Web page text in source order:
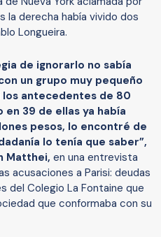
la derecha había vivido dos
Longueira.
de ignorarlo no sabía
un grupo muy pequeño
los antecedentes de 80
en 39 de ellas ya había
pesos, lo encontré de
lo tenía que saber”,
Matthei, en una entrevista
acusaciones a Parisi: deudas
del Colegio La Fontaine que
que conformaba con su